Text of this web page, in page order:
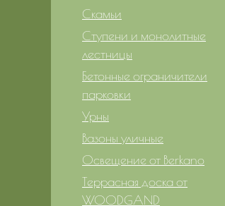
Скамьи
Ступени и монолитные
лестницы
Бетонные ограничители
парковки
Урны
Вазоны уличные
Освещение от Berkano
Террасная доска от
WOODGAND